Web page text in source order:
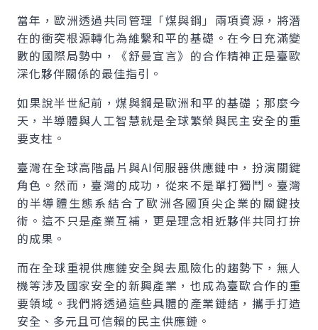
當年，歐洲透過共同管理「煤與鋼」兩項資源，將潛
在的衝突根源轉化為維繫和平的基礎。在今日充滿變
數的國際局勢中，《舒曼宣言》的合作精神正是臺歐
深化夥伴關係的最佳指引。
如果說半世紀前，煤與鋼是歐洲和平的基礎；那麼今
天，半導體與人工智慧就是全球繁榮與民主安全的重
要支柱。
臺灣在全球高階晶片與AI伺服器供應鏈中，扮演關鍵
角色。然而，臺灣的成功，從來不是單打獨鬥。臺灣
的半導體生態系結合了歐洲各國頂尖企業的關鍵技
術。這不只是產業互補，更是理念相近夥伴共同打拚
的成果。
而在全球重視供應鏈安全與去風險化的趨勢下，無人
機等涉及國家安全的新興產業，也成為臺歐合作的重
要領域。我們將透過這些具體的產業鏈結，攜手打造
安全、多元且可信賴的民主供應鏈。